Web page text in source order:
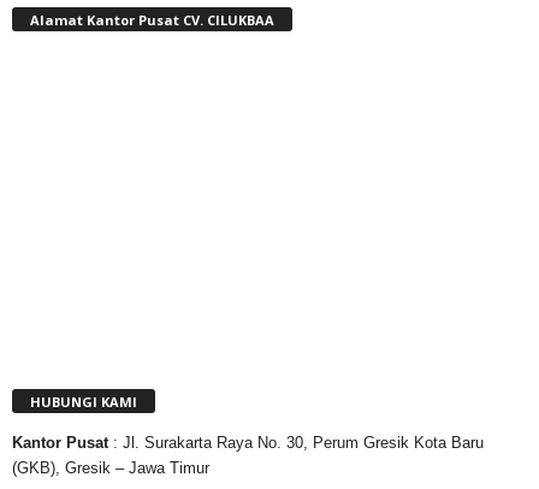
Alamat Kantor Pusat CV. CILUKBAA
HUBUNGI KAMI
Kantor Pusat : Jl. Surakarta Raya No. 30, Perum Gresik Kota Baru
(GKB), Gresik – Jawa Timur